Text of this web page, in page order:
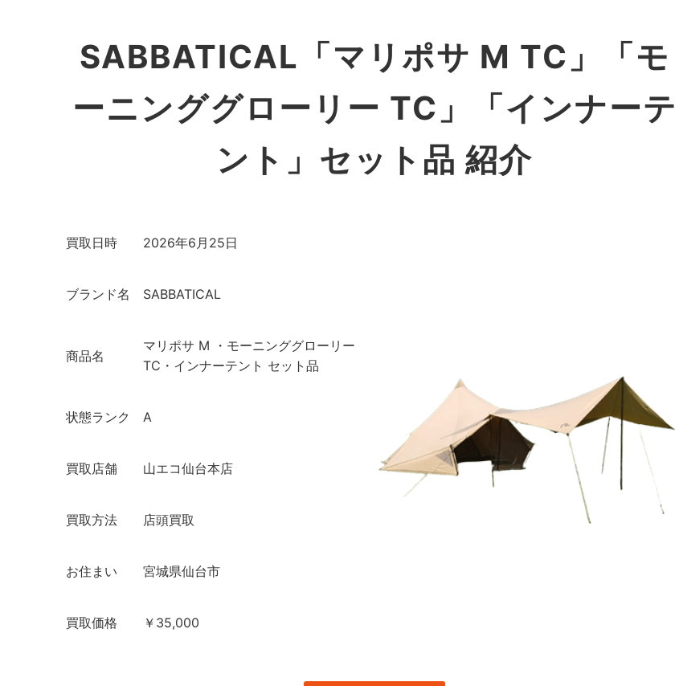
SABBATICAL「マリポサ M TC」「モ
ーニンググローリー TC」「インナーテ
ント」セット品 紹介
買取日時 2026年6月25日
ブランド名 SABBATICAL
商品名
マリポサ M ・モーニンググローリー
TC・インナーテント セット品
状態ランク A
買取店舗 山エコ仙台本店
買取方法 店頭買取
お住まい 宮城県仙台市
買取価格 ￥35,000